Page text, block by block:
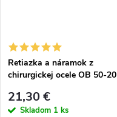
Retiazka a náramok z
chirurgickej ocele OB 50-20
21,30 €
Skladom 1 ks